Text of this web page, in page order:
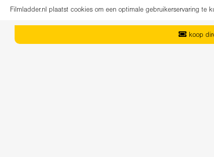
Filmladder.nl plaatst cookies om een optimale gebruikerservaring te
koop